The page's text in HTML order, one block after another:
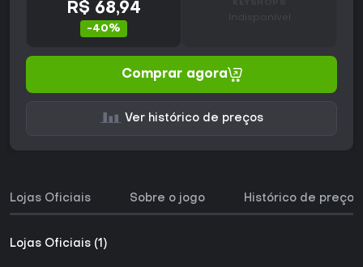
R$ 68,94
-40%
Indisponível
Comprar agora
Ver histórico de preços
Lojas Oficiais Sobre o jogo Histórico de preços
Lojas Oficiais (1)